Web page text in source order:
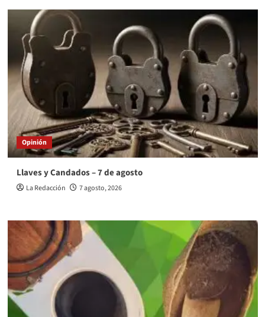
Opinión
Llaves y Candados – 7 de agosto
La Redacción 7 agosto, 2026